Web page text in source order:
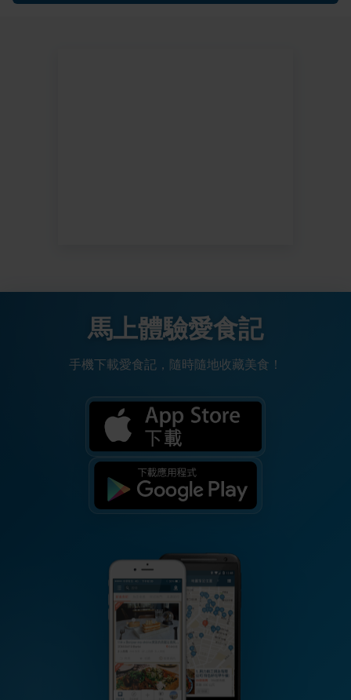
馬上體驗愛食記
手機下載愛食記，隨時隨地收藏美食！